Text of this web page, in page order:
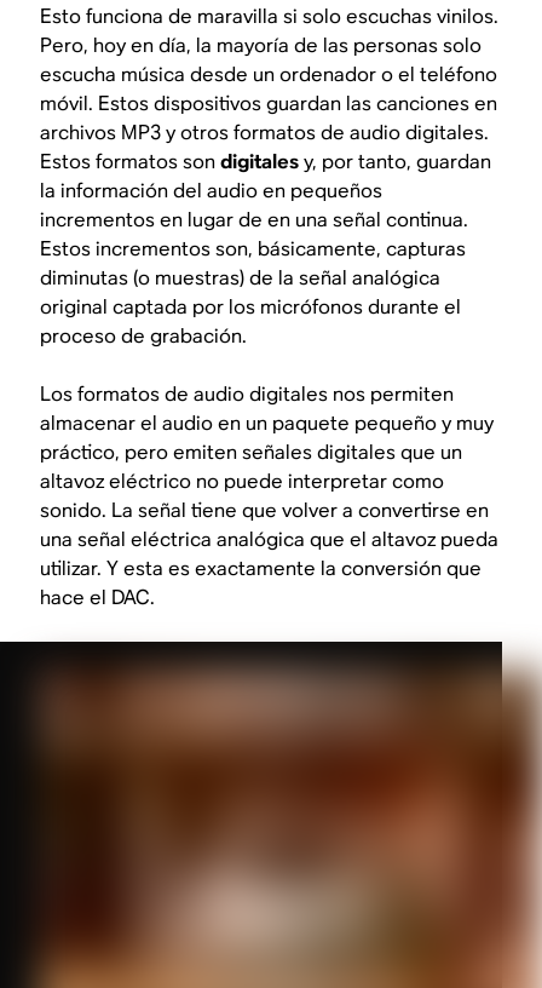
Esto funciona de maravilla si solo escuchas vinilos.
Pero, hoy en día, la mayoría de las personas solo
escucha música desde un ordenador o el teléfono
móvil. Estos dispositivos guardan las canciones en
archivos MP3 y otros formatos de audio digitales.
Estos formatos sondigitalesy, por tanto, guardan
la información del audio en pequeños
incrementos en lugar de en una señal continua.
Estos incrementos son, básicamente, capturas
diminutas (o muestras) de la señal analógica
original captada por los micrófonos durante el
proceso de grabación.
Los formatos de audio digitales nos permiten
almacenar el audio en un paquete pequeño y muy
práctico, pero emiten señales digitales que un
altavoz eléctrico no puede interpretar como
sonido. La señal tiene quevolvera convertirse en
una señal eléctrica analógica que el altavoz pueda
utilizar. Y esta es exactamente la conversión que
hace el DAC.